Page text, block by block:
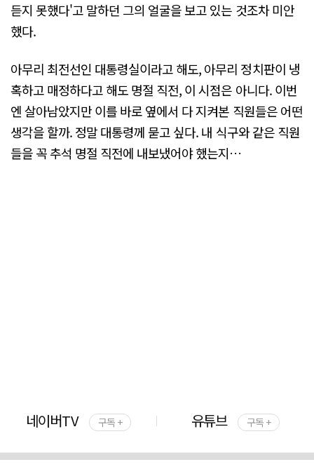
듣지 못했다'고 말하던 그의 얼굴을 보고 있는 것조차 미안
했다.
아무리 최전선인 대통령실이라고 해도, 아무리 정치판이 냉
혹하고 매정하다고 해도 명절 직전, 이 시점은 아니다. 이번
엔 살아남았지만 이를 바로 옆에서 다 지켜본 직원들은 어떤
생각을 할까. 정말 대통령께 묻고 싶다. 내 식구와 같은 직원
들을 꼭 추석 명절 직전에 내보냈어야 했는지…
네이버TV 구독 + 유튜브 구독 +